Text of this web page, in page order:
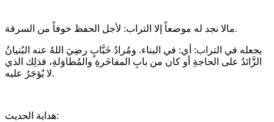
مالا نجد له موضعاً إلا التراب: لأجل الحفظ خوفاً من السرقة.
يجعله في التراب: أي: في البناء. ومُرادُ خَبَّابٍ رضِيَ اللهُ عنه البُنيانُ
الزَّائدُ على الحاجةِ أو كان من بابِ المفاخَرةِ والمُطاوَلةِ، فذلِك الذي
لا يُؤجَرُ عليه.
هداية الحديث: